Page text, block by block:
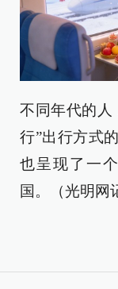
不同年代的人
行”出行方式
也呈现了一
国。（光明网